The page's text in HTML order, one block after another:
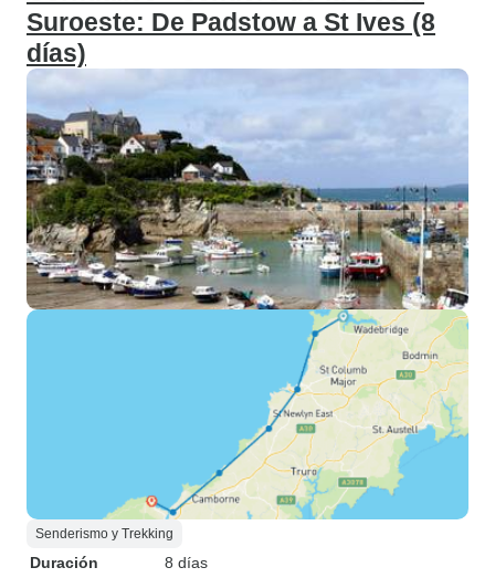
Suroeste: De Padstow a St Ives (8
días)
Senderismo y Trekking
Duración
8 días